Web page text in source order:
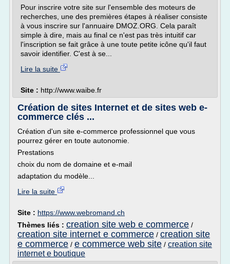
Pour inscrire votre site sur l'ensemble des moteurs de
recherches, une des premières étapes à réaliser consiste
à vous inscrire sur l'annuaire DMOZ.ORG. Cela paraît
simple à dire, mais au final ce n'est pas très intuitif car
l'inscription se fait grâce à une toute petite icône qu'il faut
savoir identifier. C'est à se...
Lire la suite
Site : http://www.waibe.fr
Création de sites Internet et de sites web e-
commerce clés ...
Création d'un site e-commerce professionnel que vous
pourrez gérer en toute autonomie.
Prestations
choix du nom de domaine et e-mail
adaptation du modèle...
Lire la suite
Site : https://www.webromand.ch
Thèmes liés : creation site web e commerce /
creation site internet e commerce / creation site
e commerce / e commerce web site / creation site
internet e boutique